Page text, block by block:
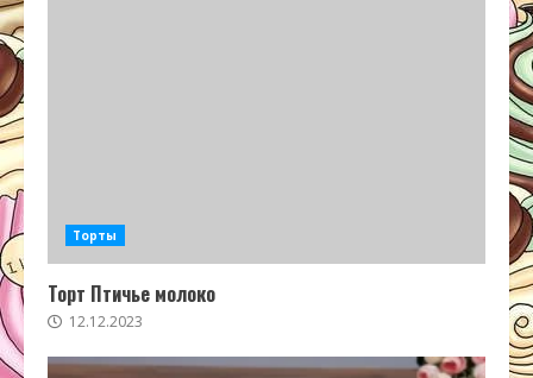
Торты
Торт Птичье молоко
12.12.2023